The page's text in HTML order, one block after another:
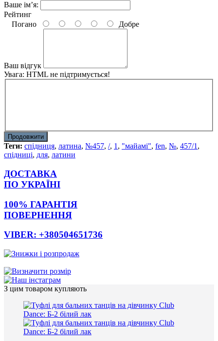
Ваше ім’я:
Рейтинг
Погано
Добре
Ваш відгук
Увага: HTML не підтримується!
Продовжити
Теги: спідниця, латина, №457, /, 1 , "майамі", fen, №, 457/1 ,
спідниці, для, латини
ДОСТАВКА
ПО УКРАЇНІ
100% ГАРАНТІЯ
ПОВЕРНЕННЯ
VIBER: +380504651736
З цим товаром купляють